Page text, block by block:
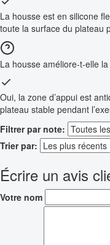
La housse est en silicone
toute la surface du plateau
La housse améliore-t-elle
Oui, la zone d’appui est
plateau stable pendant
Filtrer par note:
Trier par:
Écrire un avis
Votre nom